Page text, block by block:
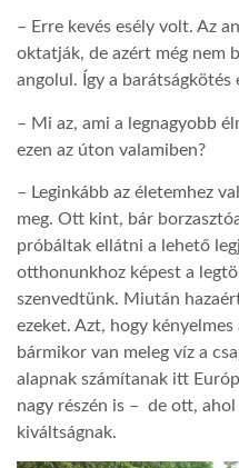
– Erre kevés esély volt. Az
oktatják, de azért még nem
angolul. Így a barátságkötés
– Mi az, ami a legnagyobb
ezen az úton valamiben?
– Leginkább az életemhez
meg. Ott kint, bár
próbáltak ellátni a lehető
otthonunkhoz képest a
szenvedtünk. Miután
ezeket. Azt, hogy
bármikor van meleg víz a
alapnak számítanak itt
nagy részén is – de ott,
kiváltságnak.